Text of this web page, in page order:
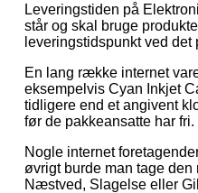
Leveringstiden på
står og skal bruge
leveringstidspunkt ved
En lang række internet
eksempelvis Cyan Inkjet
tidligere end et angivent
før de pakkeansatte har fri.
Nogle internet
øvrigt burde man tage
Næstved, Slagelse eller